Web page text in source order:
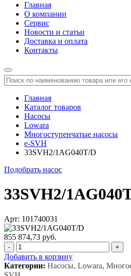
Главная
О компании
Сервис
Новости и статьи
Доставка и оплата
Контакты
Главная
Каталог товаров
Насосы
Lowara
Многоступенчатые насосы
e-SVH
33SVH2/1AG040T/D
Подобрать насос
33SVH2/
Арт: 101740031
855 874,73 руб.
- +
Добавить в корзину
Категории: Насосы, Lowara,